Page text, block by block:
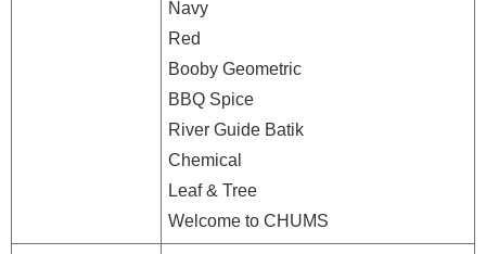
Navy
Red
Booby Geometric
BBQ Spice
River Guide Batik
Chemical
Leaf & Tree
Welcome to CHUMS